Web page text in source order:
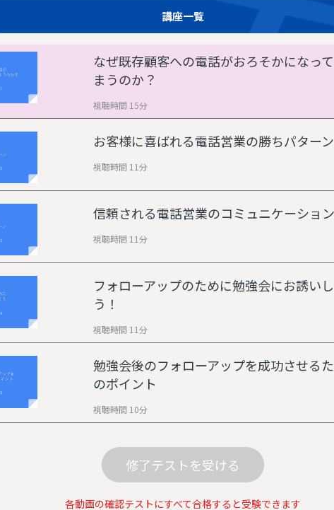
講座一覧
なぜ既存顧客への電話がおろそかになっ
まうのか？
視聴時間 15分
お客様に喜ばれる電話営業の勝ちパターン
視聴時間 11分
信頼される電話営業のコミュニケーション
視聴時間 11分
フォローアップのために勉強会にお誘い
う！
視聴時間 11分
勉強会後のフォローアップを成功させる
のポイント
視聴時間 10分
修了テストを受ける
各動画の確認テストにすべて合格すると受験できます